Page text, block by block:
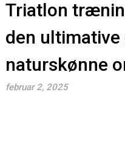
Triatlon
den
naturskønne
februar 2, 2025